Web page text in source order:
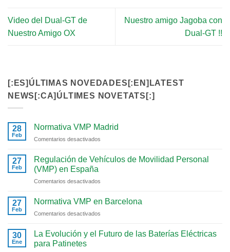
Video del Dual-GT de
Nuestro Amigo OX
Nuestro amigo Jagoba con
Dual-GT !!
[:ES]ÚLTIMAS NOVEDADES[:EN]LATEST
NEWS[:CA]ÚLTIMES NOVETATS[:]
28
Feb
Normativa VMP Madrid
Comentarios desactivados
VMP
27
Feb
Regulación de Vehículos de Movilidad Personal
(VMP) en España
Comentarios desactivados
de
Personal
27
Feb
Normativa VMP en Barcelona
Comentarios desactivados
VMP
30
Ene
La Evolución y el Futuro de las Baterías Eléctricas
para Patinetes